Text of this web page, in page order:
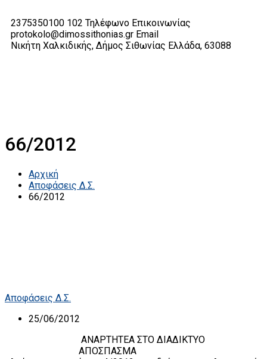
2375350100 102 Τηλέφωνο Επικοινωνίας
protokolo@dimossithonias.gr Email
Νικήτη Χαλκιδικής, Δήμος Σιθωνίας Ελλάδα, 63088
66/2012
Αρχική
Αποφάσεις Δ.Σ.
66/2012
Αποφάσεις Δ.Σ.
25/06/2012
ΑΝΑΡΤΗΤΕΑ ΣΤΟ ΔΙΑΔΙΚΤΥΟ
ΑΠΟΣΠΑΣΜΑ